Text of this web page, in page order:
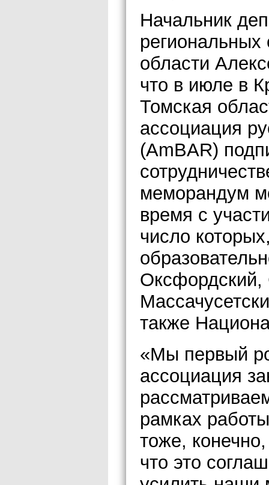
Начальник
области
что в июле в
Томская
ассоциация
(AmBAR)
меморандум
время с
число
Оксфордский,
также
«Мы первый
ассоциация
рамках
тоже,
что это